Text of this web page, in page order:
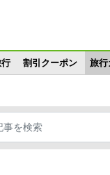
割引クーポン 旅行